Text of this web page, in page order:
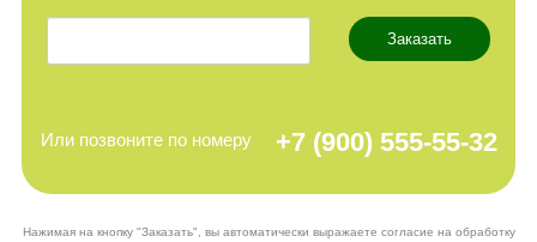
Заказать
Или позвоните по номеру +7 (900) 555-55-32
Нажимая на кнопку "Заказать", вы автоматически выражаете согласие на обработку